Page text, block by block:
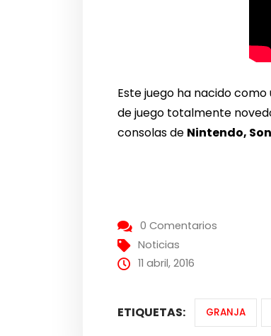
Este juego ha nacido
de juego totalmente
consolas de Nintendo,
0 Comentarios
Noticias
11 abril, 2016
ETIQUETAS: GRANJA